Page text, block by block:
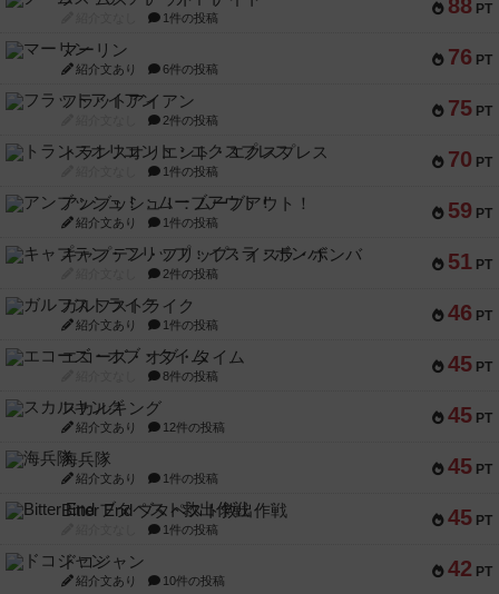
88 PT
1件の投稿
76 PT
マーリン
紹介文あり 6件の投稿
75 PT
フラットアイアン
2件の投稿
70 PT
トランスオリエント・エクスプレス
1件の投稿
59 PT
アンブッシュ！：ムーブアウト！
紹介文あり 1件の投稿
51 PT
キャプテン・フリップ：イスラ・ボンバ
2件の投稿
46 PT
ガルフストライク
紹介文あり 1件の投稿
45 PT
エコーズ・オブ・タイム
8件の投稿
45 PT
スカルキング
紹介文あり 12件の投稿
45 PT
海兵隊
紹介文あり 1件の投稿
45 PT
Bitter End ブタペスト救出作戦
1件の投稿
42 PT
ドコジャン
紹介文あり 10件の投稿